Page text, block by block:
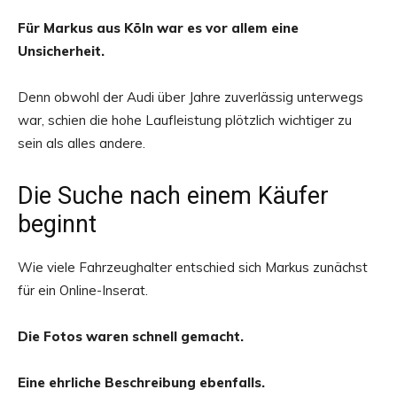
Für Markus aus Köln war es vor allem eine
Unsicherheit.
Denn obwohl der Audi über Jahre zuverlässig unterwegs
war, schien die hohe Laufleistung plötzlich wichtiger zu
sein als alles andere.
Die Suche nach einem Käufer
beginnt
Wie viele Fahrzeughalter entschied sich Markus zunächst
für ein Online-Inserat.
Die Fotos waren schnell gemacht.
Eine ehrliche Beschreibung ebenfalls.